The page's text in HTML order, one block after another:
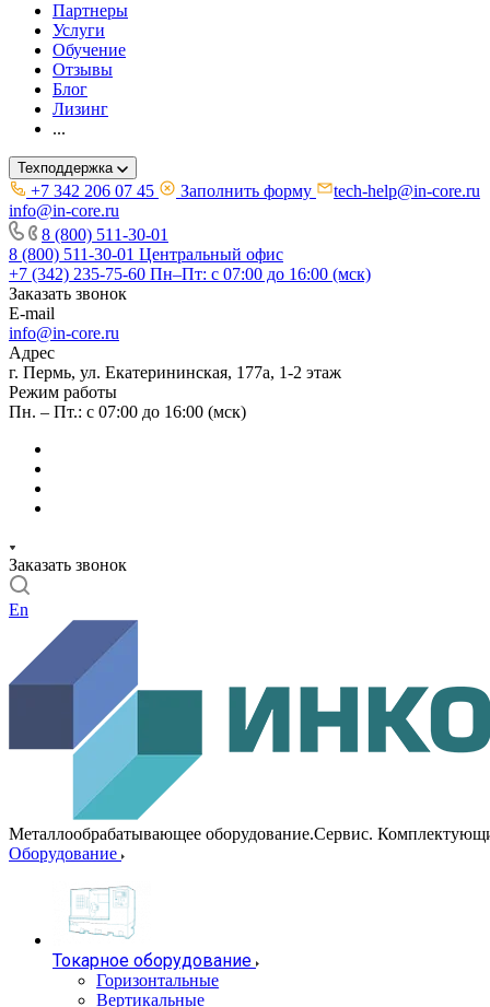
Партнеры
Услуги
Обучение
Отзывы
Блог
Лизинг
...
Техподдержка
+7 342 206 07 45 Заполнить форму
tech-help@in-core.ru
info@in-core.ru
8 (800) 511-30-01
8 (800) 511-30-01 Центральный офис
+7 (342) 235-75-60 Пн–Пт: с 07:00 до 16:00 (мск)
Заказать звонок
E-mail
info@in-core.ru
Адрес
г. Пермь, ул. ​Екатерининская, 177а, ​1-2 этаж
Режим работы
Пн. – Пт.: с 07:00 до 16:00 (мск)
Заказать звонок
En
Металлообрабатывающее оборудование.Сервис.
Оборудование
Токарное оборудование
Горизонтальные
Вертикальные